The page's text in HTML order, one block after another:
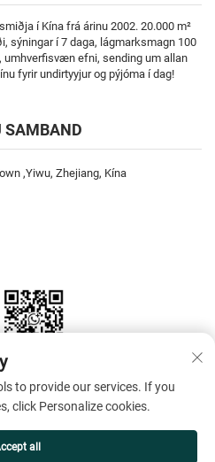
í Kína frá árinu 2002. 20.000 m²
sýningar í 7 daga, lágmarksmagn 100
umhverfisvæn efni, sending um allan
fyrir undirtyyjur og pýjóma í dag!
SAMBAND
,Yiwu, Zhejiang, Kína
Dress CO., LTD. Allur réttur áskilinn. —
to provide our services. If you
click Personalize cookies.
all